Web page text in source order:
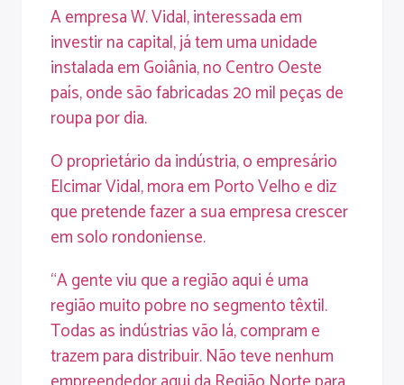
A empresa W. Vidal, interessada em
investir na capital, já tem uma unidade
instalada em Goiânia, no Centro Oeste
país, onde são fabricadas 20 mil peças de
roupa por dia.
O proprietário da indústria, o empresário
Elcimar Vidal, mora em Porto Velho e diz
que pretende fazer a sua empresa crescer
em solo rondoniense.
“A gente viu que a região aqui é uma
região muito pobre no segmento têxtil.
Todas as indústrias vão lá, compram e
trazem para distribuir. Não teve nenhum